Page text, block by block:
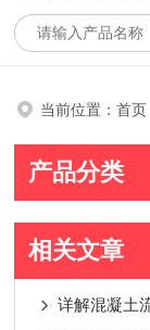
当前位置：首页
产品分类
相关文章